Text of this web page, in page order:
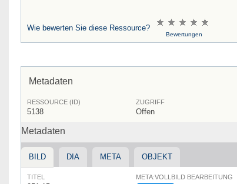
Wie bewerten Sie diese Ressource?
Bewertungen
Metadaten
RESSOURCE (ID)
5138
ZUGRIFF
Offen
Metadaten
BILD DIA META OBJEKT
TITEL META:VOLLBILD BEARBEITUNG